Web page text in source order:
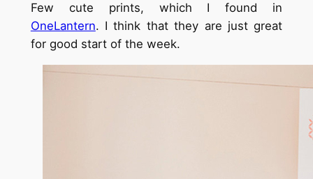
Few cute prints, which I found in
OneLantern. I think that they are just great
for good start of the week.